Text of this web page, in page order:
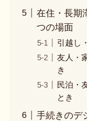
在住・長期
つの場面
引越し
友人・
き
民泊・
とき
手続きのデ